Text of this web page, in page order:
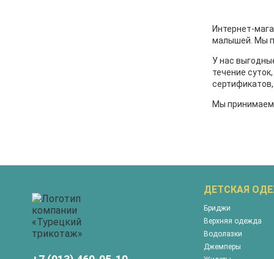
Интернет-
малышей. Мы
У нас
течение
Мы принимаем
ДЕТСКАЯ
Бриджи
Верхняя одежда
Водолазки
Джемперы